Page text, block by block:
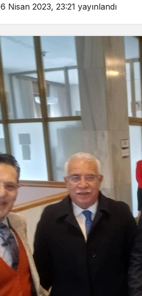
6 Nisan 2023, 23:21 yayınlandı